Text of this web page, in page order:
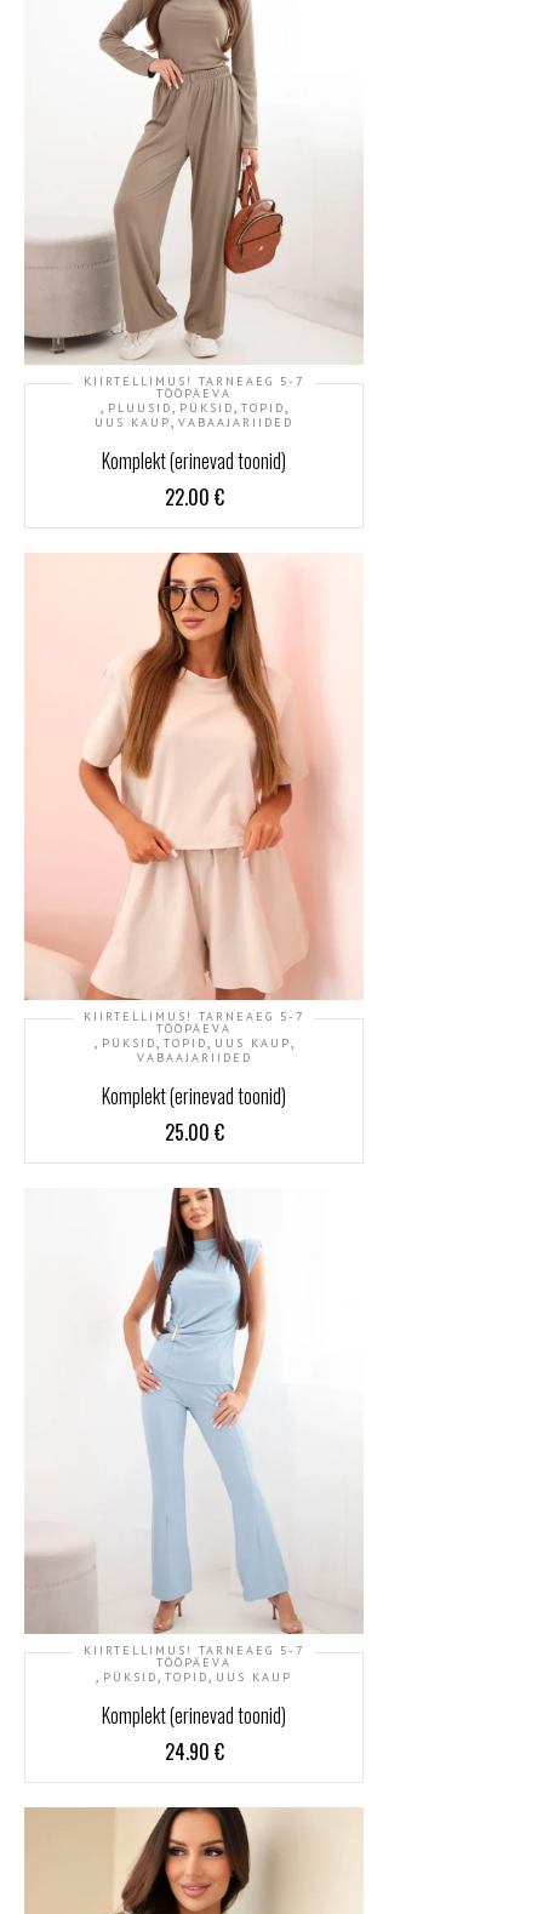
KIIRTELLIMUS! TARNEAEG 5-7
TÖÖPÄEVA
, PLUUSID, PÜKSID, TOPID,
UUS KAUP, VABAAJARIIDED
Komplekt (erinevad toonid)
22.00 €
KIIRTELLIMUS! TARNEAEG 5-7
TÖÖPÄEVA
PÜKSID TOPID UUS KAUP
VABAAJARIIDED
Komplekt (erinevad toonid)
25.00 €
KIIRTELLIMUS! TARNEAEG 5-7
TÖÖPÄEVA
, PÜKSID, TOPID, UUS KAUP
Komplekt (erinevad toonid)
24.90 €